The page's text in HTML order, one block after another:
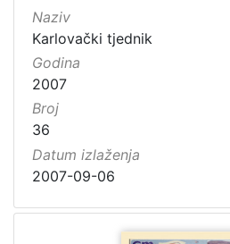
Naziv
Karlovački tjednik
Godina
2007
Broj
36
Datum izlaženja
2007-09-06